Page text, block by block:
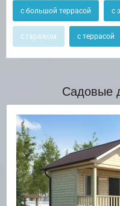
с большой террасой с
с гаражом с террасой
Садовые